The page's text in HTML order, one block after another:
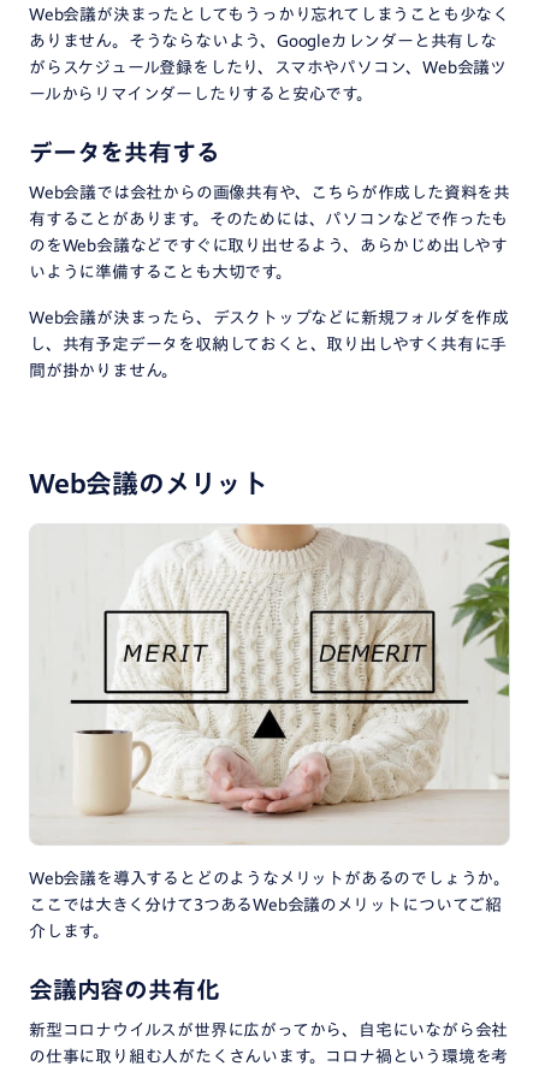
Web会議が決まったとしてもうっかり忘れてしまうことも少なく
ありません。そうならないよう、Googleカレンダーと共有しな
がらスケジュール登録をしたり、スマホやパソコン、Web会議ツ
ールからリマインダーしたりすると安心です。
データを共有する
Web会議では会社からの画像共有や、こちらが作成した資料を共
有することがあります。そのためには、パソコンなどで作ったも
のをWeb会議などですぐに取り出せるよう、あらかじめ出しやす
いように準備することも大切です。
Web会議が決まったら、デスクトップなどに新規フォルダを作成
し、共有予定データを収納しておくと、取り出しやすく共有に手
間が掛かりません。
Web会議のメリット
Web会議を導入するとどのようなメリットがあるのでしょうか。
ここでは大きく分けて3つあるWeb会議のメリットについてご紹
介します。
会議内容の共有化
新型コロナウイルスが世界に広がってから、自宅にいながら会社
の仕事に取り組む人がたくさんいます。コロナ禍という環境を考